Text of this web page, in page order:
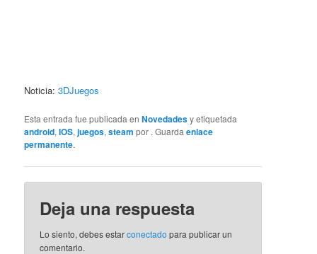
Noticia:3DJuegos
Esta entrada fue publicada enNovedadesy etiquetada
android,IOS,juegos,steam por . Guardaenlace
permanente.
Deja una respuesta
Lo siento, debes estarconectado para publicar un
comentario.